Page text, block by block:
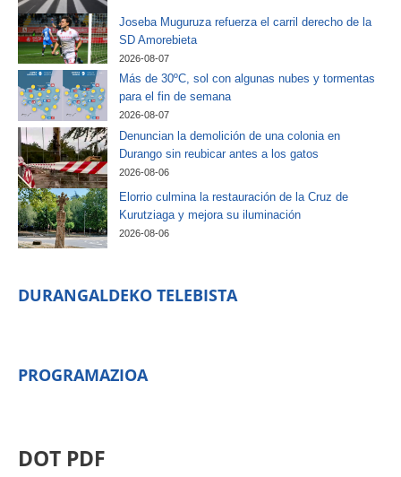
Joseba Muguruza refuerza el carril derecho de la
SD Amorebieta
2026-08-07
Más de 30ºC, sol con algunas nubes y tormentas
para el fin de semana
2026-08-07
Denuncian la demolición de una colonia en
Durango sin reubicar antes a los gatos
2026-08-06
Elorrio culmina la restauración de la Cruz de
Kurutziaga y mejora su iluminación
2026-08-06
DURANGALDEKO TELEBISTA
PROGRAMAZIOA
DOT PDF